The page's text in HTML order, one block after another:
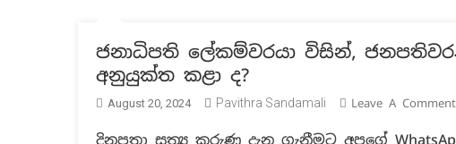
ජනාධිපති ලේකම්වරයා විසින්,
අනුයුක්ත කළා ද?
August 20, 2024 Pavithra Sandamali Leave A Comment
දිනපතා සත්‍ය කරුණු දැන ගැනීමට අපගේ